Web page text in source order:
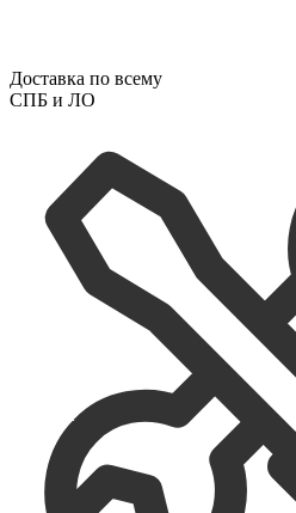
Доставка по всему
СПБ и ЛО